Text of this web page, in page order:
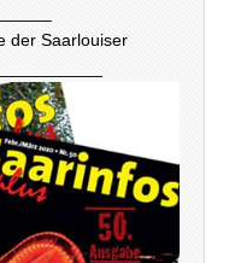
der Saarlouiser